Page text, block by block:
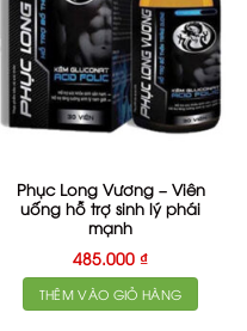
₫.
Phục Long Vương – Viên
uống hỗ trợ sinh lý phái
mạnh
485.000 ₫
THÊM VÀO GIỎ HÀNG